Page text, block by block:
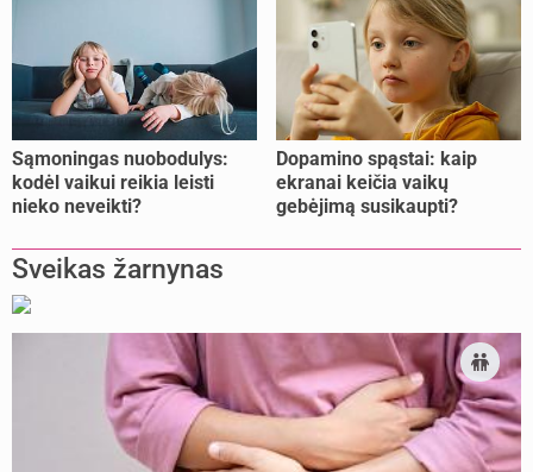
Sąmoningas nuobodulys:
kodėl vaikui reikia leisti
nieko neveikti?
Dopamino spąstai: kaip
ekranai keičia vaikų
gebėjimą susikaupti?
Sveikas žarnynas